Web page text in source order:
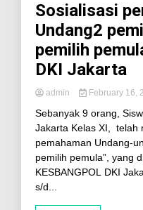
Sosialisasi
Undang2
pemilih
DKI Jakarta
admin February 16,
Sebanyak 9 orang,
Jakarta Kelas XI, telah
pemahaman Undang-
pemilih pemula”, yang
KESBANGPOL DKI
s/d...